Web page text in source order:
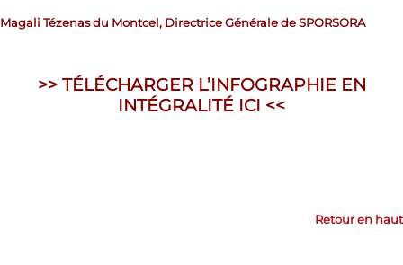
Magali Tézenas du Montcel, Directrice Générale de SPORSORA
>> TÉLÉCHARGER L’INFOGRAPHIE EN
INTÉGRALITÉ ICI <<
Retour en haut